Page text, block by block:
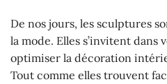
De nos jours, les sculptures
la mode. Elles s’invitent dans
optimiser la décoration
Tout comme elles trouvent